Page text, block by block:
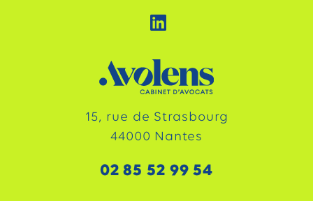
15, rue de Strasbourg
44000 Nantes
02 85 52 99 54